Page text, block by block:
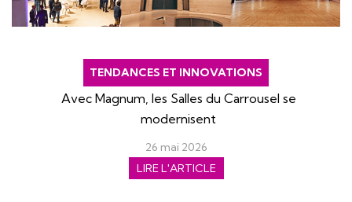
TENDANCES ET INNOVATIONS
Avec Magnum, les Salles du Carrousel se
modernisent
26 mai 2026
LIRE L'ARTICLE